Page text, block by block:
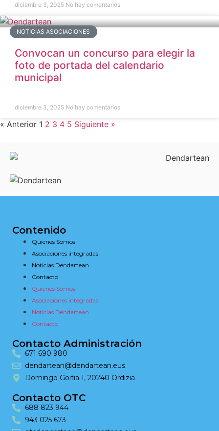
diciembre 3, 2025 No hay comentarios
NOTICIAS ASOCIACIONES
Convocan un concurso para elegir la
foto de portada del calendario
municipal
diciembre 3, 2025 No hay comentarios
« Anterior 1 2 3 4 5 Siguiente »
Contenido
Quienes Somos
Asociaciones integradas
Noticias Dendartean
Contacto
Quienes Somos
Asociaciones integradas
Noticias Dendartean
Contacto
Contacto Administración
671 690 980
dendartean@dendartean.eus
Domingo Goitia 1, 20240 Ordizia
Contacto OTC
688 823 944
943 025 673